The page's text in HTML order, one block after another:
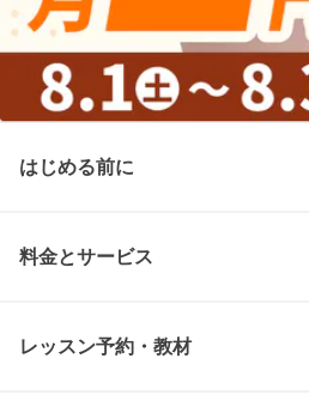
はじめる前に
料金とサービス
レッスン予約・教材